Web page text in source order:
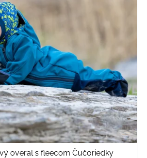
overal s fleecom Čučoriedky